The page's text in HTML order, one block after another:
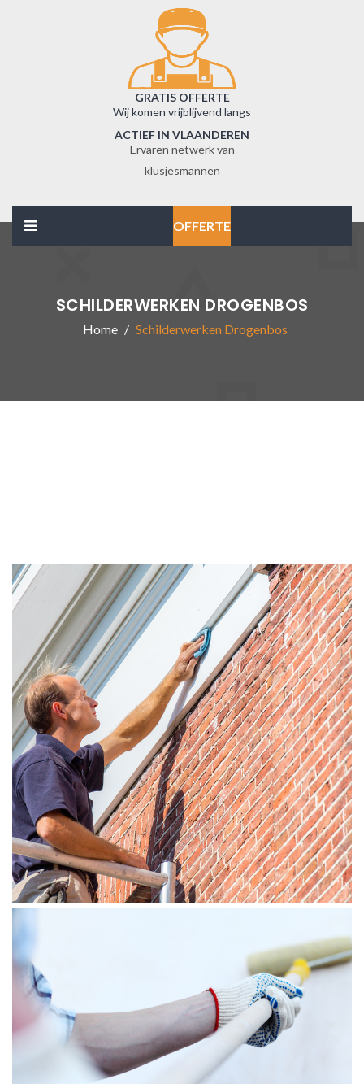
GRATIS OFFERTE
Wij komen vrijblijvend langs
ACTIEF IN VLAANDEREN
Ervaren netwerk van
klusjesmannen
OFFERTE
SCHILDERWERKEN DROGENBOS
Home Schilderwerken Drogenbos